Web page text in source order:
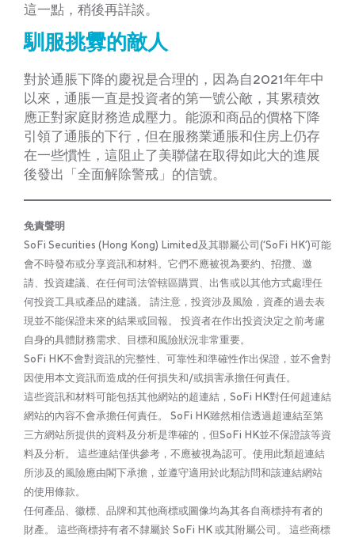
這一點，稍後再詳談。
馴服挑釁的敵人
對於通脹下降的慶祝是合理的，因為自2021年年中
以來，通脹一直是投資者的第一號公敵，其累積效
應正對家庭財務造成壓力。能源和商品的價格下降
引領了通脹的下行，但在服務業通脹和住房上仍存
在一些慣性，這阻止了美聯儲在取得如此大的進展
後發出「全面解除警戒」的信號。
免責聲明
SoFi Securities (Hong Kong) Limited及其聯屬公司(‘SoFi HK’)可能
會不時發布或分享資訊和材料。它們不應被視為要約、招攬、邀
請、投資建議、在任何司法管轄區購買、出售或以其他方式處理任
何投資工具或產品的建議。 請注意，投資涉及風險，資產的過去表
現並不能保證未來的結果或回報。 投資者在作出投資決定之前考慮
自身的具體財務需求、目標和風險狀況非常重要。
SoFi HK不會對資訊的完整性、可靠性和準確性作出保證，並不會對
因使用本文資訊而造成的任何損失和/或損害承擔任何責任。
這些資訊和材料可能包括其他網站的超連結，SoFi HK對任何超連結
網站的內容不會承擔任何責任。 SoFi HK雖然相信透過超連結至第
三方網站所提供的資料及分析是準確的，但SoFi HK並不保證該等資
料及分析。 這些連結僅供參考，不應被視為認可。使用此類超連結
所涉及的風險應由閣下承擔，並遵守適用於此類訪問和該連結網站
的使用條款。
任何產品、徽標、品牌和其他商標或圖像均為其各自商標持有者的
財產。 這些商標持有者不隸屬於 SoFi HK 或其附屬公司。 這些商標